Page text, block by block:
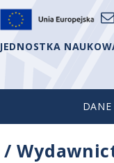
JEDNOSTKA
/